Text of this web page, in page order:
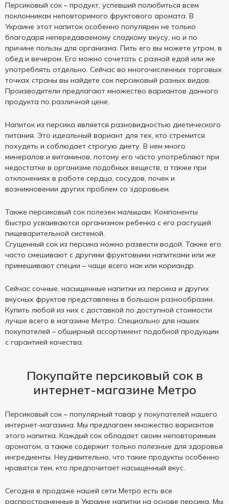
Персиковый сок – продукт, успевший полюбиться всем
поклонникам неповторимого фруктового аромата. В
Украине этот напиток особенно популярен не только
благодаря непередаваемому сладкому вкусу, но и по
причине пользы для организма. Пить его вы можете утром, в
обед и вечером. Его можно сочетать с разной едой или же
употреблять отдельно. Сейчас во многочисленных торговых
точках страны вы найдете сок персиковый разных видов.
Производители предлагают множество вариантов данного
продукта по различной цене.
Напиток из персика является разновидностью диетического
питания. Это идеальный вариант для тех, кто стремится
похудеть и соблюдает строгую диету. В нем много
минералов и витаминов, потому его часто употребляют при
недостатке в организме подобных веществ, а также при
отклонениях в работе сердца, сосудов, почек и
возникновении других проблем со здоровьем.
Также персиковый сок полезен малышам. Компоненты
быстро усваиваются организмом ребенка с его растущей
пищеварительной системой.
Сгущенный сок из персика можно развести водой. Также его
часто смешивают с другими фруктовыми напитками или же
примешивают специи – чаще всего мак или кориандр.
Сейчас сочные, насыщенные напитки из персика и других
вкусных фруктов представлены в большом разнообразии.
Купить любой из них с доставкой по доступной стоимости
лучше всего в магазине Метро. Специально для наших
покупателей – обширный ассортимент подобной продукции
с гарантией качества.
Покупайте персиковый сок в
интернет-магазине Метро
Персиковый сок – популярный товар у покупателей нашего
интернет-магазина. Мы предлагаем множество вариантов
этого напитка. Каждый сок обладает своим неповторимым
ароматом, а также содержит только полезные для здоровья
ингредиенты. Неудивительно, что такие продукты особенно
нравятся тем, кто предпочитает насыщенный вкус.
Сегодня в продаже нашей сети Метро есть все
распространенные в Украине напитки на основе персика. Мы